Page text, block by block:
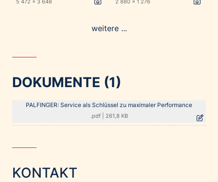
5 472 x 3 648 2 880 x 1 276
weitere ...
DOKUMENTE (1)
PALFINGER: Service als Schlüssel zu maximaler Performance
.pdf| 261,8 KB
KONTAKT